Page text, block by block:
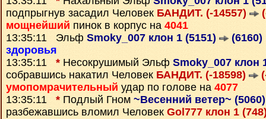
подпрыгнув засадил Человек БАНДИТ. (-14557)
мощнейший пинок в корпус на 4041
13:35:11 Эльф Smoky_007 клон 1 (5151) (6160)
здоровья
13:35:11 * Несокрушимый Эльф Smoky_007 клон
собравшись накатил Человек БАНДИТ. (-18598)
умопомрачительный удар по голове на 4077
13:35:11 * Подлый Гном ~Весенний ветер~
разбежавшись вломил Человек Gol777 клон 1